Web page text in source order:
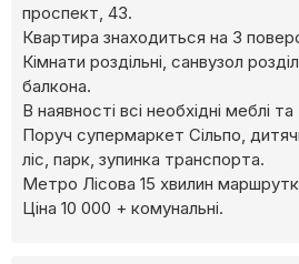
проспект, 43.
Квартира знаходиться на 3
Кімнати роздільні, санвузол
балкона.
В наявності всі необхідні меблі та
Поруч супермаркет Сільпо,
ліс, парк, зупинка транспорта.
Метро Лісова 15 хвилин
Ціна 10 000 + комунальні.